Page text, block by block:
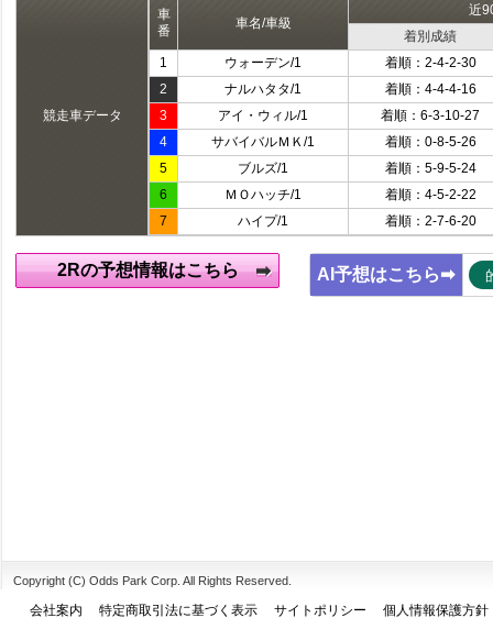
競走車データ
車
番
車名/車級
近
着別成績
1
ウォーデン/1
着順：2-4-2-30
2
ナルハタタ/1
着順：4-4-4-16
3
アイ・ウィル/1
着順：6-3-10-27
4
サバイバルＭＫ/1
着順：0-8-5-26
5
ブルズ/1
着順：5-9-5-24
6
ＭＯハッチ/1
着順：4-5-2-22
7
ハイプ/1 着順：2-7-6-20
2Rの予想情報はこちら AI予想はこちら➡
Copyright (C) Odds Park Corp. All Rights Reserved.
会社案内 特定商取引法に基づく表示 サイトポリシー
個人情報保護方針